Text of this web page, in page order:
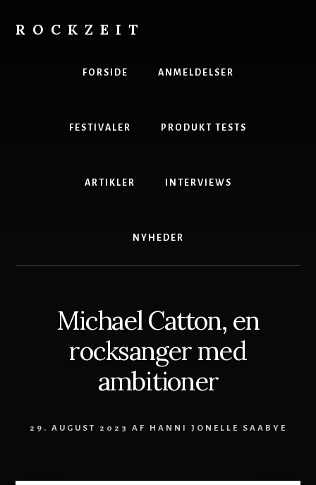
content
ROCKZEIT
FORSIDE ANMELDELSER
FESTIVALER PRODUKT TESTS
ARTIKLER INTERVIEWS
NYHEDER
Michael Catton, en
rocksanger med
ambitioner
29. AUGUST 2023 AF HANNI JONELLE SAABYE